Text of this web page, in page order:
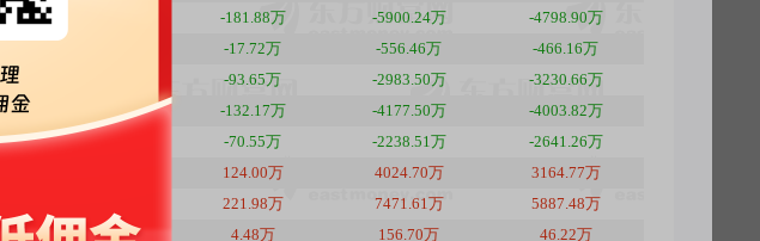
-181.88万 -5900.24万
-4798.90万
-17.72万 -556.46万
-466.16万
-93.65万 -2983.50万
-3230.66万
-132.17万 -4177.50万
-4003.82万
1.61 -70.55万 -2238.51万
-2641.26万
124.00万 4024.70万
3164.77万
221.98万 7471.61万
5887.48万
1.17 4.48万 156.70万
46.22万